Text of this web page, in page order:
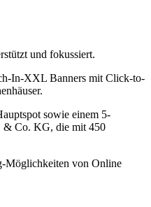
und fokussiert.
In-XXL Banners mit Click-to-
sowie einem 5-
& Co. KG, die mit 450
Möglichkeiten von Online